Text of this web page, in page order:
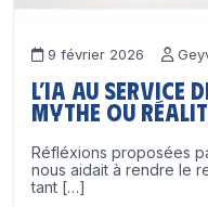
9 février 2026
L’IA au service
mythe ou
Réfléxions proposées
nous aidait à rendre le
tant […]